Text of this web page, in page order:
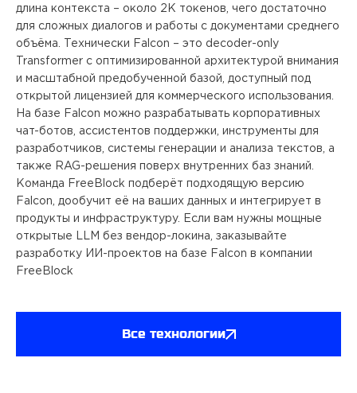
длина контекста – около 2K токенов, чего достаточно
для сложных диалогов и работы с документами среднего
объёма. Технически Falcon – это decoder-only
Transformer с оптимизированной архитектурой внимания
и масштабной предобученной базой, доступный под
открытой лицензией для коммерческого использования.
На базе Falcon можно разрабатывать корпоративных
чат-ботов, ассистентов поддержки, инструменты для
разработчиков, системы генерации и анализа текстов, а
также RAG-решения поверх внутренних баз знаний.
Команда FreeBlock подберёт подходящую версию
Falcon, дообучит её на ваших данных и интегрирует в
продукты и инфраструктуру. Если вам нужны мощные
открытые LLM без вендор-локина, заказывайте
разработку ИИ-проектов на базе Falcon в компании
FreeBlock
Все технологии